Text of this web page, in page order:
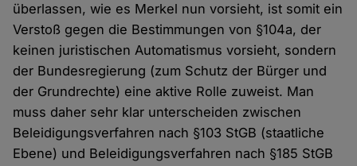
überlassen, wie es Merkel nun vorsieht, ist somit ein
Verstoß gegen die Bestimmungen von §104a, der
keinen juristischen Automatismus vorsieht, sondern
der Bundesregierung (zum Schutz der Bürger und
der Grundrechte) eine aktive Rolle zuweist. Man
muss daher sehr klar unterscheiden zwischen
Beleidigungsverfahren nach §103 StGB (staatliche
Ebene) und Beleidigungsverfahren nach §185 StGB